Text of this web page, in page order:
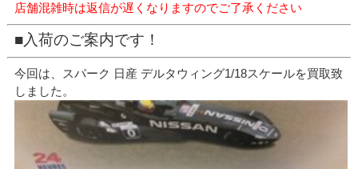
店舗混雑時は返信が遅くなりますのでご了承ください
■入荷のご案内です！
今回は、スパーク 日産 デルタウィング1/18スケールを買取致
しました。